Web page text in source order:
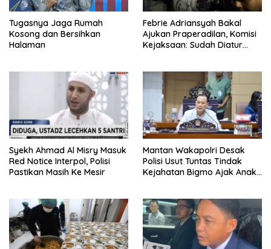
Tugasnya Jaga Rumah
Kosong dan Bersihkan
Halaman
Febrie Adriansyah Bakal
Ajukan Praperadilan, Komisi
Kejaksaan: Sudah Diatur
Syekh Ahmad Al Misry Masuk
Red Notice Interpol, Polisi
Pastikan Masih Ke Mesir
Mantan Wakapolri Desak
Polisi Usut Tuntas Tindak
Kejahatan Bigmo Ajak Anak